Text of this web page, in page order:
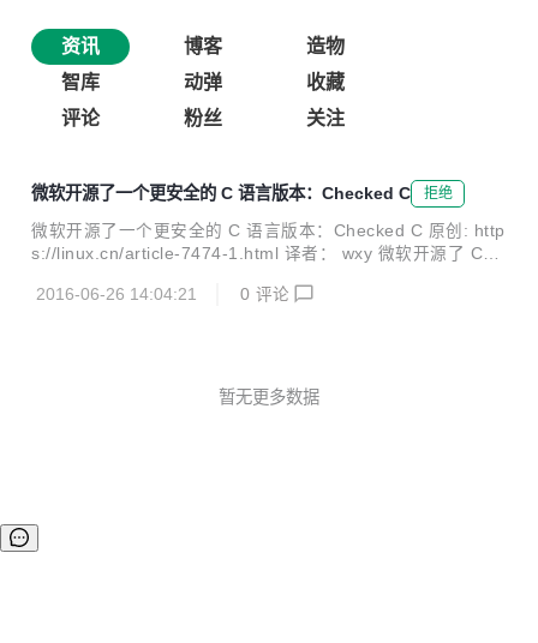
资讯 博客
造物
智库
动弹
收藏
评论
粉丝 关注
微软开源了一个更安全的 C 语言版本：Checked C 拒绝
微软开源了一个更安全的 C 语言版本：Checked C 原创: http
s://linux.cn/article-7474-1.html 译者： wxy 微软开源了 Che
中的一系列安全相关的隐患。正如其名字所示，Checked C
安全漏洞的根本原因，比如破壳漏洞（Shellshock）、心脏出
2016-06-26 14:04:21 0 评论
暂无更多数据